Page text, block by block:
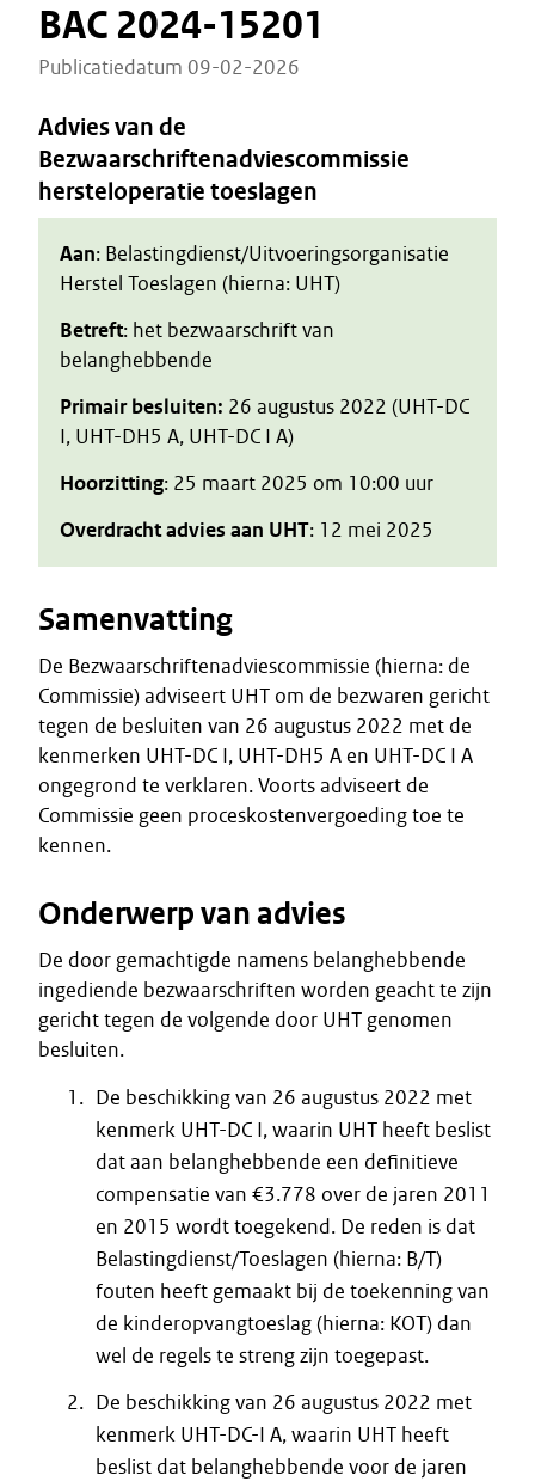
BAC 2024-15201
Publicatiedatum 09-02-2026
Advies van de
Bezwaarschriftenadviescommissie
hersteloperatie toeslagen
Aan: Belastingdienst/Uitvoeringsorganisatie
Herstel Toeslagen (hierna: UHT)
Betreft: het bezwaarschrift van
belanghebbende
Primair besluiten: 26 augustus 2022 (UHT-DC
I, UHT-DH5 A, UHT-DC I A)
Hoorzitting: 25 maart 2025 om 10:00 uur
Overdracht advies aan UHT: 12 mei 2025
Samenvatting
De Bezwaarschriftenadviescommissie (hierna: de
Commissie) adviseert UHT om de bezwaren gericht
tegen de besluiten van 26 augustus 2022 met de
kenmerken UHT-DC I, UHT-DH5 A en UHT-DC I A
ongegrond te verklaren. Voorts adviseert de
Commissie geen proceskostenvergoeding toe te
kennen.
Onderwerp van advies
De door gemachtigde namens belanghebbende
ingediende bezwaarschriften worden geacht te zijn
gericht tegen de volgende door UHT genomen
besluiten.
De beschikking van 26 augustus 2022 met
kenmerk UHT-DC I, waarin UHT heeft beslist
dat aan belanghebbende een definitieve
compensatie van €3.778 over de jaren 2011
en 2015 wordt toegekend. De reden is dat
Belastingdienst/Toeslagen (hierna: B/T)
fouten heeft gemaakt bij de toekenning van
de kinderopvangtoeslag (hierna: KOT) dan
wel de regels te streng zijn toegepast.
De beschikking van 26 augustus 2022 met
kenmerk UHT-DC-I A, waarin UHT heeft
beslist dat belanghebbende voor de jaren